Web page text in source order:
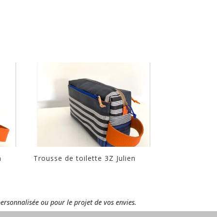
Trousse de toilette 3Z Julien
ou pour le projet de vos envies.